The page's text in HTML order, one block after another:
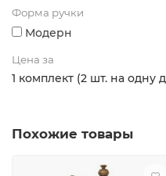
Форма ручки
Модерн
Цена за
1 комплект (2 шт. на одну
Похожие товары